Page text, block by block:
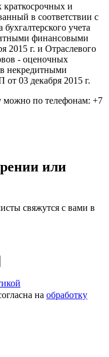
краткосрочных и
в соответствии с
учета
финансовыми
2015 г. и Отраслевого
- оценочных
некредитными
03 декабря 2015 г.
можно по телефонам: +7
или
свяжутся с вами в
на обработку